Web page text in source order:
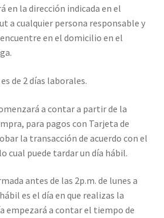
en la dirección indicada en el
a cualquier persona responsable y
encuentre en el domicilio en el
de 2 días laborales.
a contar a partir de la
para pagos con Tarjeta de
la transacción de acuerdo con el
cual puede tardar un día hábil.
antes de las 2p.m. de lunes a
es el día en que realizas la
empezará a contar el tiempo de